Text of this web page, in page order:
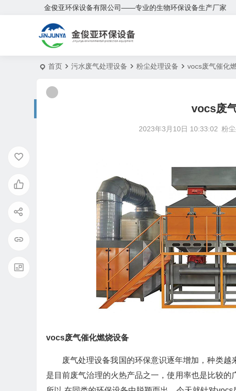
金俊亚环保设备有限公司——专业的生物环保设备生产厂家
首页 污水废气处理设备 粉尘处理设备 vocs废气催化
vocs废
2023年3月10日 10:33:02 粉
vocs废气催化燃烧设备
废气处理设备我国的环保意识逐年增加，种类
是目前废气治理的火热产品之一，使用率也是比较的